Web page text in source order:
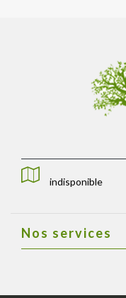
indisponible
Nos services